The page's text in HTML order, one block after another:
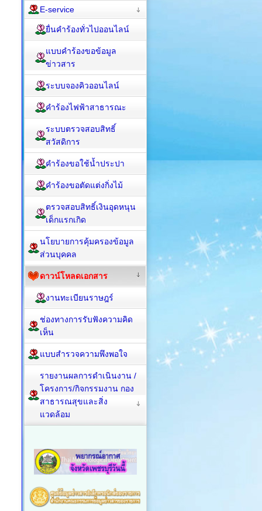
E-service
ยื่นคำร้องทั่วไปออนไลน์
แบบคำร้องขอข้อมูล
ข่าวสาร
ระบบจองคิวออนไลน์
คำร้องไฟฟ้าสาธารณะ
ระบบตรวจสอบสิทธิ์
สวัสดิการ
คำร้องขอใช้น้ำประปา
คำร้องขอตัดแต่งกิ่งไม้
ตรวจสอบสิทธิ์เงินอุดหนุน
เด็กแรกเกิด
นโยบายการคุ้มครองข้อมูล
ส่วนบุคคล
ดาวน์โหลดเอกสาร
งานทะเบียนราษฎร์
ช่องทางการรับฟังความคิด
เห็น
แบบสำรวจความพึงพอใจ
รายงานผลการดำเนินงาน /
โครงการ/กิจกรรมงาน กอง
สาธารณสุขและสิ่ง
แวดล้อม